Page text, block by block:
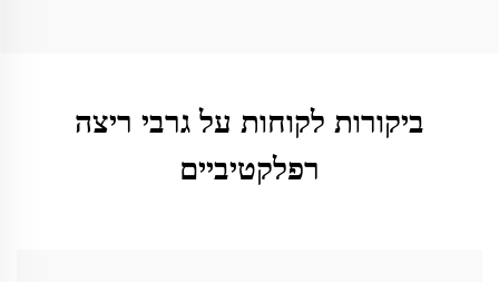
ביקורות לקוחות על גרבי ריצה
רפלקטיביים